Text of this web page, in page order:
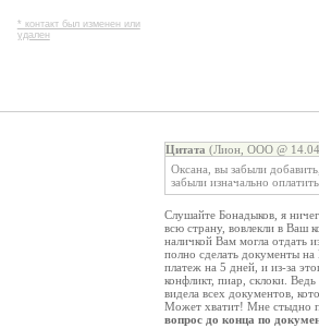
* контакт был изменен или
удален
Цитата (Лион, ООО @
Оксана, вы забыли
забыли изначально
Слушайте Бонадыков, я
всю страну, вовлекли в Ваш
наличкой Вам могла отдать
полно сделать документы
платеж на 5 дней, и из-за
конфликт, пиар, склоки.
видела всех документов,
Может хватит! Мне стыдно
вопрос до конца по